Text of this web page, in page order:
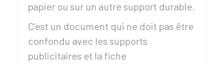
papier ou sur un autre support durable.
C'est un document qui ne doit pas être
confondu avec les supports
publicitaires et la fiche